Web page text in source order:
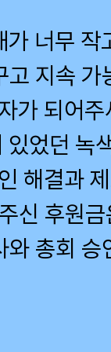
너무 작
지속 가
가 되어
었던 녹
해결과
신 후원
총회 승